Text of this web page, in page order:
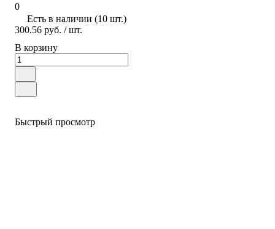
0
Есть в наличии (10 шт.)
300.56 руб. / шт.
В корзину
Быстрый просмотр